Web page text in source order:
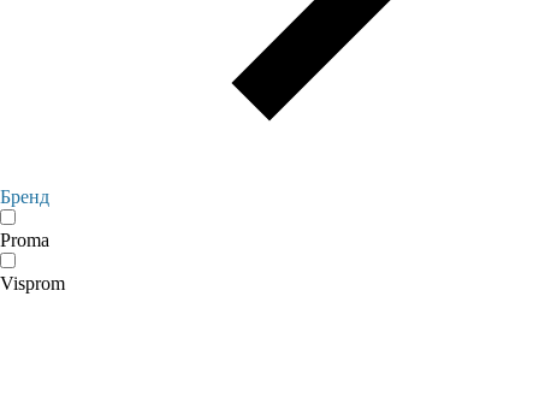
Бренд
Proma
Visprom